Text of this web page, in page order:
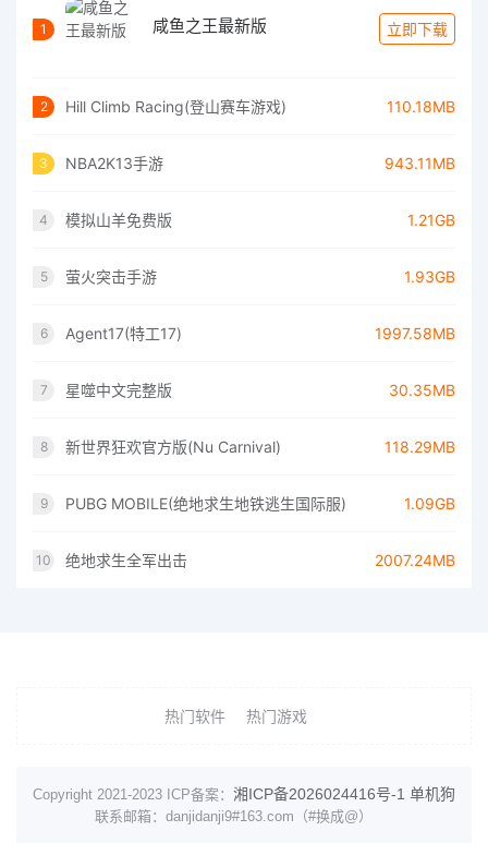
1 咸鱼之王最新版 立即下载
2 Hill Climb Racing(登山赛车游戏) 110.18MB
3 NBA2K13手游 943.11MB
4 模拟山羊免费版 1.21GB
5 萤火突击手游 1.93GB
6 Agent17(特工17) 1997.58MB
7 星噬中文完整版 30.35MB
8 新世界狂欢官方版(Nu Carnival) 118.29MB
9 PUBG MOBILE(绝地求生地铁逃生国际服) 1.09GB
10 绝地求生全军出击 2007.24MB
热门软件 热门游戏
Copyright 2021-2023 ICP备案： 湘ICP备2026024416号-1 单机狗
联系邮箱：danjidanji9#163.com（#换成@）